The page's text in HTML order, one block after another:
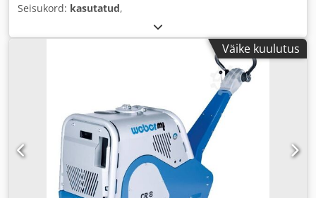
Seisukord: kasutatud,
Väike kuulutus